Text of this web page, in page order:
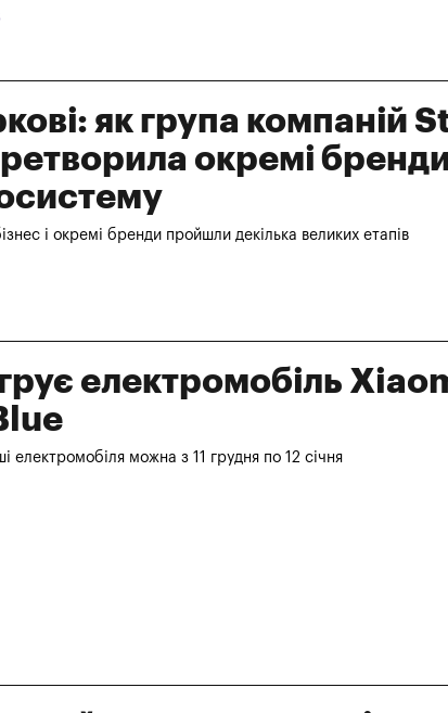
як група компаній
окремі
і окремі бренди пройшли декілька великих етапів
електромобіль
електромобіля можна з 11 грудня по 12 січня